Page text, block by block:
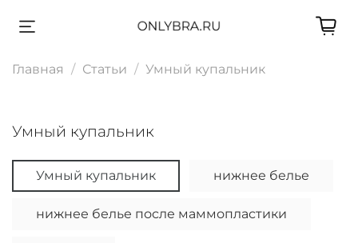
Главная Статьи Умный купальник
Умный купальник
Умный купальник нижнее белье
нижнее белье после маммопластики